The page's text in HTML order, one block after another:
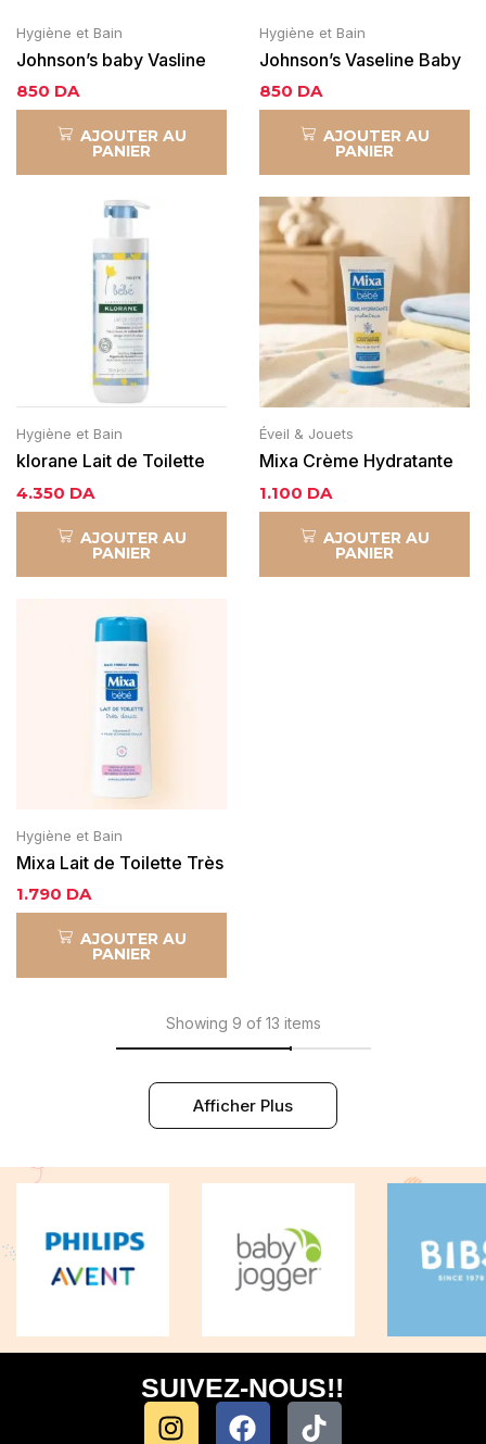
Hygiène et Bain
Johnson’s baby Vasline
Jelly Rose 100ml
850 DA
AJOUTER AU
PANIER
Hygiène et Bain
Johnson’s Vaseline Baby
Jelly Bleu 100ml
850 DA
AJOUTER AU
PANIER
Hygiène et Bain
klorane Lait de Toilette
750ml
4.350 DA
AJOUTER AU
PANIER
Éveil & Jouets
Mixa Crème Hydratante
Protectrice bébé
1.100 DA
AJOUTER AU
PANIER
Hygiène et Bain
Mixa Lait de Toilette Très
Doux 300ml
1.790 DA
AJOUTER AU
PANIER
Showing 9 of 13 items
Afficher Plus
SUIVEZ-NOUS!!